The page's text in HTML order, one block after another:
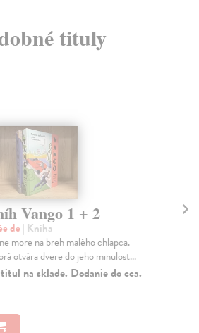
tituly
Vango 1 + 2
de | Kniha
more na breh malého chlapca.
otvára dvere do jeho minulost...
na sklade. Dodanie do cca.